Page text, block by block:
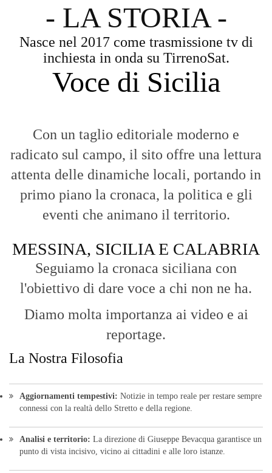
- LA STORIA -
Nasce nel 2017 come trasmissione tv di
inchiesta in onda su TirrenoSat.
Voce di Sicilia
Con un taglio editoriale moderno e
radicato sul campo, il sito offre una lettura
attenta delle dinamiche locali, portando in
primo piano la cronaca, la politica e gli
eventi che animano il territorio.
MESSINA, SICILIA E CALABRIA
Seguiamo la cronaca siciliana con
l'obiettivo di dare voce a chi non ne ha.
Diamo molta importanza ai video e ai
reportage.
La Nostra Filosofia
Aggiornamenti tempestivi: Notizie in tempo reale per restare sempre
connessi con la realtà dello Stretto e della regione.
Analisi e territorio: La direzione di Giuseppe Bevacqua garantisce un
punto di vista incisivo, vicino ai cittadini e alle loro istanze.